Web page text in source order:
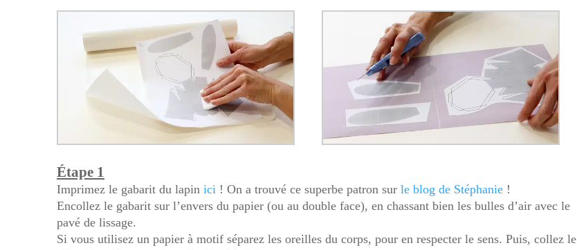
Étape 1
Imprimez le gabarit du lapin ici ! On a trouvé ce superbe patron sur le blog de Stéphanie !
Encollez le gabarit sur l’envers du papier (ou au double face), en chassant bien les bulles d’air avec le
pavé de lissage.
Si vous utilisez un papier à motif séparez les oreilles du corps, pour en respecter le sens. Puis, collez le